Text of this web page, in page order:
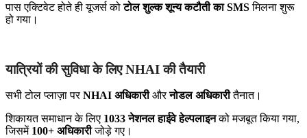
पास एक्टिवेट होते ही यूजर्स कोटोल शुल्क शून्य कटौती का SMSमिलना शुरू
हो गया।
यात्रियों की सुविधा के लिए NHAI की तैयारी
सभी टोल प्लाज़ा परNHAI अधिकारीऔरनोडल अधिकारीतैनात।
शिकायत समाधान के लिए 1033 नेशनल हाईवे हेल्पलाइनको मजबूत किया गया,
जिसमें 100+ अधिकारीजोड़े गए।